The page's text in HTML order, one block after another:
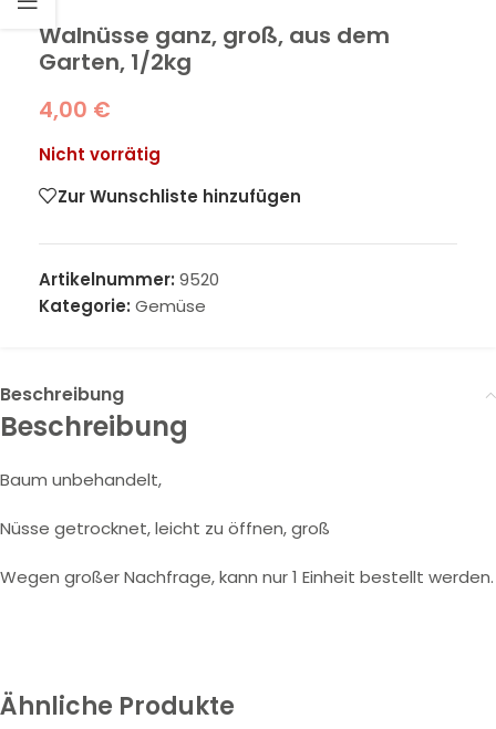
Walnüsse ganz, groß, aus dem
Garten, 1/2kg
4,00 €
Nicht vorrätig
Zur Wunschliste hinzufügen
Artikelnummer: 9520
Kategorie: Gemüse
Beschreibung
Beschreibung
Baum unbehandelt,
Nüsse getrocknet, leicht zu öffnen, groß
Wegen großer Nachfrage, kann nur 1 Einheit bestellt werden.
Ähnliche Produkte